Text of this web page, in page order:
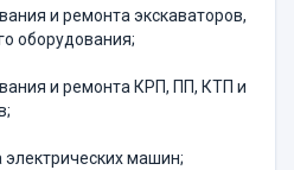
и ремонта экскаваторов,
оборудования;
и ремонта КРП, ПП, КТП и
электрических машин;